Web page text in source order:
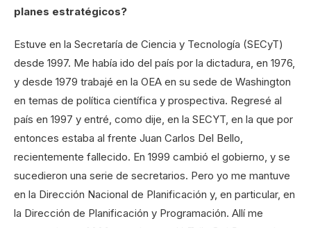
planes estratégicos?
Estuve en la Secretaría de Ciencia y Tecnología (SECyT)
desde 1997. Me había ido del país por la dictadura, en 1976,
y desde 1979 trabajé en la OEA en su sede de Washington
en temas de política científica y prospectiva. Regresé al
país en 1997 y entré, como dije, en la SECYT, en la que por
entonces estaba al frente Juan Carlos Del Bello,
recientemente fallecido. En 1999 cambió el gobierno, y se
sucedieron una serie de secretarios. Pero yo me mantuve
en la Dirección Nacional de Planificación y, en particular, en
la Dirección de Planificación y Programación. Allí me